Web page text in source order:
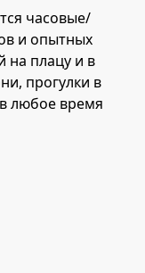
часовые/
и опытных
на плацу и в
прогулки в
любое время